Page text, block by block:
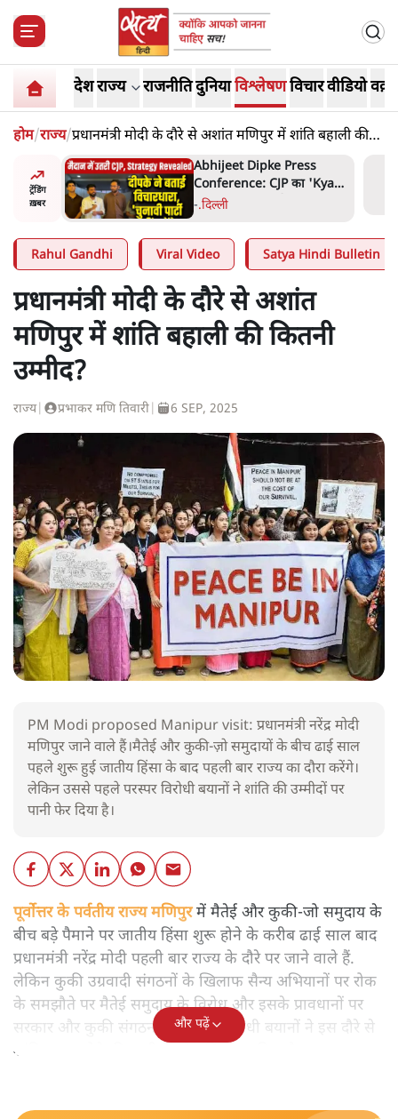
देशराज्य राजनीतिदुनियाविश्लेषणविचारवीडियो
होम/राज्य/प्रधानमंत्री मोदी के दौरे से अशांत मणिपुर में शांति बहाली की
कितनी उम्मीद?
ट्रेंडिंग
ख़बर
' अंडों
सेनानी
Abhijeet Dipke Press
Conference: CJP का 'Kya
Bolti Public' अभियान, चुनाव
-.दिल्ली
Rahul Gandhi Viral Video Satya Hindi Bulletin
प्रधानमंत्री मोदी के दौरे से अशांत
मणिपुर में शांति बहाली की कितनी
उम्मीद?
राज्य| प्रभाकर मणि तिवारी 6 SEP, 2025
PM Modi proposed Manipur visit: प्रधानमंत्री नरेंद्र मोदी
मणिपुर जाने वाले हैं।मैतेई और कुकी-ज़ो समुदायों के बीच ढाई साल
पहले शुरू हुई जातीय हिंसा के बाद पहली बार राज्य का दौरा करेंगे।
लेकिन उससे पहले परस्पर विरोधी बयानों ने शांति की उम्मीदों पर
पानी फेर दिया है।
पूर्वोत्तर के पर्वतीय राज्य मणिपुरमें मैतेई और कुकी-जो समुदाय के
बीच बड़े पैमाने पर जातीय हिंसा शुरू होने के करीब ढाई साल बाद
प्रधानमंत्री नरेंद्र मोदी पहली बार राज्य के दौरे पर जाने वाले हैं.
लेकिन कुकी उग्रवादी संगठनों के खिलाफ सैन्य अभियानों पर रोक
के समझौते पर मैतेई समुदाय के विरोध और इसके प्रावधानों पर
सरकार और कुकी संगठनों के परस्पर विरोधी बयानों ने इस दौरे से
शांति बहाल होने की उम्मीदों को धूमिल कर दिया है.
और पढ़ें